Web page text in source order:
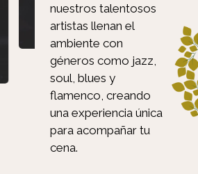
nuestros talentosos
artistas llenan el
ambiente con
géneros como jazz,
soul, blues y
flamenco, creando
una experiencia única
para acompañar tu
cena.